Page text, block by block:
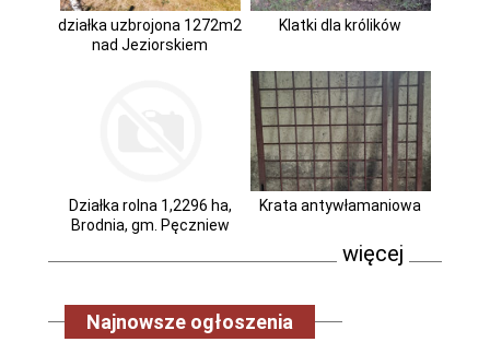
działka uzbrojona 1272m2
nad Jeziorskiem
Klatki dla królików
Działka rolna 1,2296 ha,
Brodnia, gm. Pęczniew
Krata antywłamaniowa
więcej
Najnowsze ogłoszenia